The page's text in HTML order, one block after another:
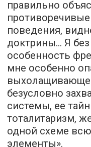
правильно
поведения,
доктрины… Я
особенность
мне особенно
безусловно
системы, ее
тоталитаризм,
одной схеме всю
элементы».